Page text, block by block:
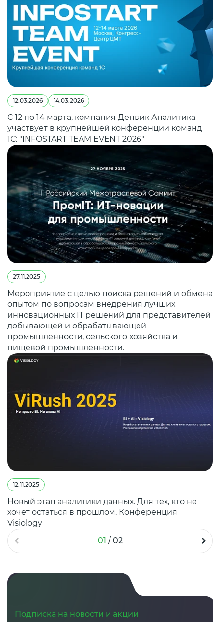
12.03.2026 14.03.2026
С 12 по 14 марта, компания Денвик Аналитика
участвует в крупнейшей конференции команд
1С: "INFOSTART TEAM EVENT 2026"
27.11.2025
Мероприятие с целью поиска решений и обмена
опытом по вопросам внедрения лучших
инновационных IT решений для представителей
добывающей и обрабатывающей
промышленности, сельского хозяйства и
пищевой промышленности.
12.11.2025
Новый этап аналитики данных. Для тех, кто не
хочет остаться в прошлом. Конференция
Visiology
01 / 02
Подписка на новости и акции